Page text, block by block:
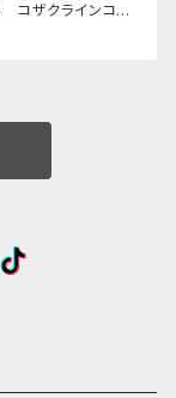
コザクラインコ
ラウン こざくらい